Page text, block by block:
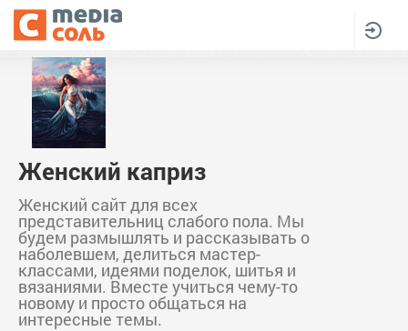
Женский каприз
Женский сайт для всех
представительниц слабого пола. Мы
будем размышлять и рассказывать о
наболевшем, делиться мастер-
классами, идеями поделок, шитья и
вязаниями. Вместе учиться чему-то
новому и просто общаться на
интересные темы.